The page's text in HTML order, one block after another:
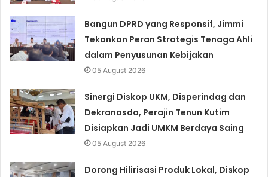
Bangun DPRD yang Responsif, Jimmi
Tekankan Peran Strategis Tenaga Ahli
dalam Penyusunan Kebijakan
05 August 2026
Sinergi Diskop UKM, Disperindag dan
Dekranasda, Perajin Tenun Kutim
Disiapkan Jadi UMKM Berdaya Saing
05 August 2026
Dorong Hilirisasi Produk Lokal, Diskop